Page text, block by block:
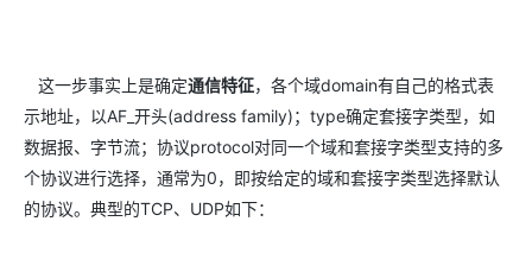
这一步事实上是确定通信特征，各个域domain有自己的格式表
示地址，以AF_开头(address family)；type确定套接字类型，如
数据报、字节流；协议protocol对同一个域和套接字类型支持的多
个协议进行选择，通常为0，即按给定的域和套接字类型选择默认
的协议。典型的TCP、UDP如下：